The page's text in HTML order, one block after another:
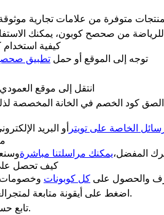
متوفرة من علامات تجارية
من صحصح كوبون، يمكنك
كيفية
توجه إلى الموقع أو حمل تطبيق
انتقل إلى موقع
الخاصة على تويتر
المفضل،يمكنك مراسلتنا مباشرة
كيف تحصل
والحصول على كل كوبونات
اضغط على أيقونة متابعة لمتجرالعمودي للرياضةفي السعودية في تطبيق صحصح.
تابع حسابنا الرسمي على تويتر وقم بتفعيل زر التنبيهات.